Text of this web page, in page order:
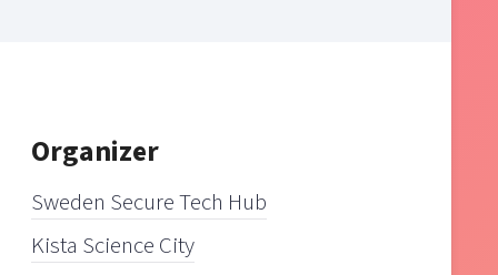
Organizer
Sweden Secure Tech Hub
Kista Science City